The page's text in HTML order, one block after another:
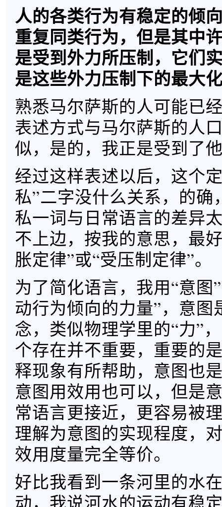
人的各类行为有稳定的倾
重复同类行为，但是其中
是受到外力所压制，它们
是这些外力压制下的最大
熟悉马尔萨斯的人可能已
表述方式与马尔萨斯的人
似，是的，我正是受到了
经过这样表述以后，这个
私”二字没什么关系，的确
私一词与日常语言的差异
不上边，按我的意思，最
胀定律”或“受压制定律”。
为了简化语言，我用“意图
动行为倾向的力量”，意图
念，类似物理学里的“力”
个存在并不重要，重要的
释现象有所帮助，意图也
意图用效用也可以，但是
常语言更接近，更容易被
理解为意图的实现程度，
效用度量完全等价。
好比我看到一条河里的水